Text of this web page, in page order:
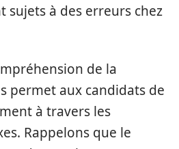
sujets à des erreurs chez
de la
permet aux candidats de
à travers les
Rappelons que le